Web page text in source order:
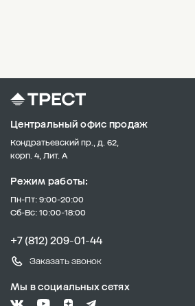
Центральный офис продаж
Кондратьевский пр., д. 62,
корп. 4, Лит. А
Режим работы:
Пн-Пт: 9:00-20:00
Сб-Вс: 10:00-18:00
+7 (812) 209-01-44
Заказать звонок
Мы в социальных сетях